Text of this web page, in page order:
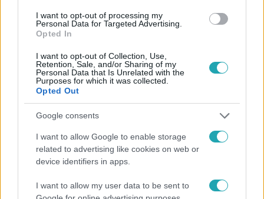
I want to opt-out of processing my
Personal Data for Targeted Advertising.
Opted In
I want to opt-out of Collection, Use,
Retention, Sale, and/or Sharing of my
Personal Data that Is Unrelated with the
Purposes for which it was collected.
Opted Out
Google consents
I want to allow Google to enable storage
related to advertising like cookies on web or
device identifiers in apps.
I want to allow my user data to be sent to
SIKLÓERNYŐ #LEZUHANT # RTL
GYURIS PÉTER
Népszerű